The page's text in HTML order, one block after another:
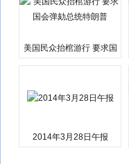
美国民众抬棺游行 要求国
2014年3月28日午报